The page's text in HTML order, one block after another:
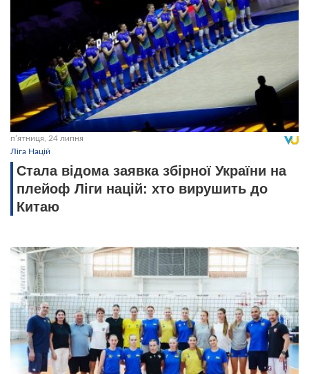
пʼятниця, 24 липня
Ліга Націй
Стала відома заявка збірної України на
плейоф Ліги націй: хто вирушить до
Китаю